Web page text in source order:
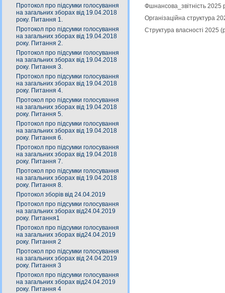
Протокол про підсумки голосування
на загальних зборах від 19.04.2018
року. Питання 1.
Протокол про підсумки голосування
на загальних зборах від 19.04.2018
року. Питання 2.
Протокол про підсумки голосування
на загальних зборах від 19.04.2018
року. Питання 3.
Протокол про підсумки голосування
на загальних зборах від 19.04.2018
року. Питання 4.
Протокол про підсумки голосування
на загальних зборах від 19.04.2018
року. Питання 5.
Протокол про підсумки голосування
на загальних зборах від 19.04.2018
року. Питання 6.
Протокол про підсумки голосування
на загальних зборах від 19.04.2018
року. Питання 7.
Протокол про підсумки голосування
на загальних зборах від 19.04.2018
року. Питання 8.
Протокол зборів від 24.04.2019
Протокол про підсумки голосування
на загальних зборах від24.04.2019
року. Питання1
Протокол про підсумки голосування
на загальних зборах від24.04.2019
року. Питання 2
Протокол про підсумки голосування
на загальних зборах від 24.04.2019
року. Питання 3
Протокол про підсумки голосування
на загальних зборах від24.04.2019
року. Питання 4
Фшнансова_звітність
Організаційна структура
Структура власності 2025